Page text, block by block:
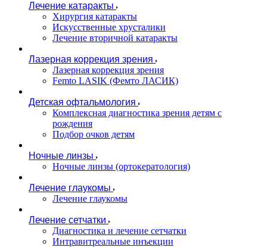
Лечение катаракты
Хирургия катаракты
Искусственные хрусталики
Лечение вторичной катаракты
Лазерная коррекция зрения
Лазерная коррекция зрения
Femto LASIK (Фемто ЛАСИК)
Детская офтальмология
Комплексная диагностика зрения детям c
рождения
Подбор очков детям
Ночные линзы
Ночные линзы (ортокератология)
Лечение глаукомы
Лечение глаукомы
Лечение сетчатки
Диагностика и лечение сетчатки
Интравитреальные инъекции